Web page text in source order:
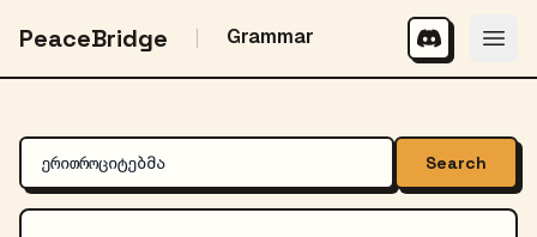
PeaceBridge Grammar
Search